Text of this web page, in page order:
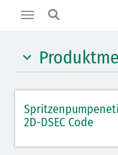
Toggle
Benzodiazepine
2D-DSEC Code